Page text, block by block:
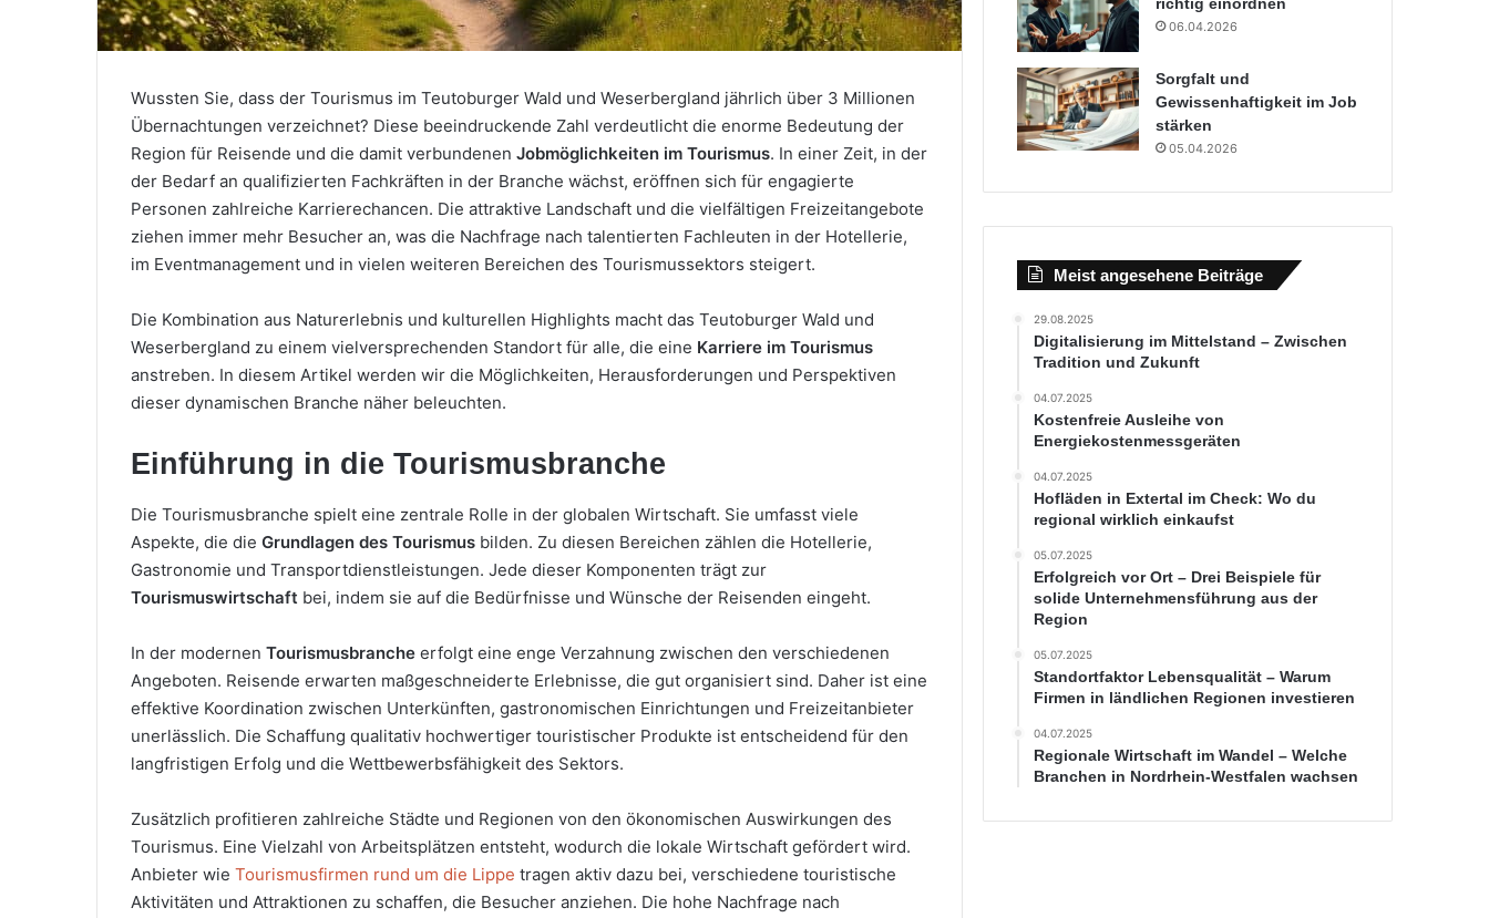
Wussten Sie, dass der Tourismus im Teutoburger Wald und Weserbergland jährlich über 3 Millionen
Übernachtungen verzeichnet? Diese beeindruckende Zahl verdeutlicht die enorme Bedeutung der
Region für Reisende und die damit verbundenen Jobmöglichkeiten im Tourismus. In einer Zeit, in der
der Bedarf an qualifizierten Fachkräften in der Branche wächst, eröffnen sich für engagierte
Personen zahlreiche Karrierechancen. Die attraktive Landschaft und die vielfältigen Freizeitangebote
ziehen immer mehr Besucher an, was die Nachfrage nach talentierten Fachleuten in der Hotellerie,
im Eventmanagement und in vielen weiteren Bereichen des Tourismussektors steigert.
Die Kombination aus Naturerlebnis und kulturellen Highlights macht das Teutoburger Wald und
Weserbergland zu einem vielversprechenden Standort für alle, die eine Karriere im Tourismus
anstreben. In diesem Artikel werden wir die Möglichkeiten, Herausforderungen und Perspektiven
dieser dynamischen Branche näher beleuchten.
Einführung in die Tourismusbranche
Die Tourismusbranche spielt eine zentrale Rolle in der globalen Wirtschaft. Sie umfasst viele
Aspekte, die die Grundlagen des Tourismus bilden. Zu diesen Bereichen zählen die Hotellerie,
Gastronomie und Transportdienstleistungen. Jede dieser Komponenten trägt zur
Tourismuswirtschaft bei, indem sie auf die Bedürfnisse und Wünsche der Reisenden eingeht.
In der modernen Tourismusbranche erfolgt eine enge Verzahnung zwischen den verschiedenen
Angeboten. Reisende erwarten maßgeschneiderte Erlebnisse, die gut organisiert sind. Daher ist eine
effektive Koordination zwischen Unterkünften, gastronomischen Einrichtungen und Freizeitanbieter
unerlässlich. Die Schaffung qualitativ hochwertiger touristischer Produkte ist entscheidend für den
langfristigen Erfolg und die Wettbewerbsfähigkeit des Sektors.
Zusätzlich profitieren zahlreiche Städte und Regionen von den ökonomischen Auswirkungen des
Tourismus. Eine Vielzahl von Arbeitsplätzen entsteht, wodurch die lokale Wirtschaft gefördert wird.
Anbieter wie Tourismusfirmen rund um die Lippe tragen aktiv dazu bei, verschiedene touristische
Aktivitäten und Attraktionen zu schaffen, die Besucher anziehen. Die hohe Nachfrage nach
06.04.2026
Sorgfalt und
Gewissenhaftigkeit im Job
stärken
05.04.2026
Meist angesehene Beiträge
29.08.2025
Digitalisierung im Mittelstand – Zwischen
Tradition und Zukunft
04.07.2025
Kostenfreie Ausleihe von
Energiekostenmessgeräten
04.07.2025
Hofläden in Extertal im Check: Wo du
regional wirklich einkaufst
05.07.2025
Erfolgreich vor Ort – Drei Beispiele für
solide Unternehmensführung aus der
Region
05.07.2025
Standortfaktor Lebensqualität – Warum
Firmen in ländlichen Regionen investieren
04.07.2025
Regionale Wirtschaft im Wandel – Welche
Branchen in Nordrhein-Westfalen wachsen